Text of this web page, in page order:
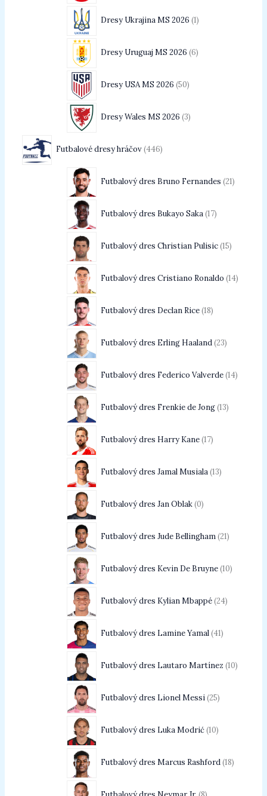
Dresy Ukrajina MS 2026 1
Dresy Uruguaj MS 2026 6
Dresy USA MS 2026 50
Dresy Wales MS 2026 3
Futbalové dresy hráčov 446
Futbalový dres Bruno Fernandes 21
Futbalový dres Bukayo Saka 17
Futbalový dres Christian Pulisic 15
Futbalový dres Cristiano Ronaldo 14
Futbalový dres Declan Rice 18
Futbalový dres Erling Haaland 23
Futbalový dres Federico Valverde 14
Futbalový dres Frenkie de Jong 13
Futbalový dres Harry Kane 17
Futbalový dres Jamal Musiala 13
Futbalový dres Jan Oblak 0
Futbalový dres Jude Bellingham 21
Futbalový dres Kevin De Bruyne 10
Futbalový dres Kylian Mbappé 24
Futbalový dres Lamine Yamal 41
Futbalový dres Lautaro Martínez 10
Futbalový dres Lionel Messi 25
Futbalový dres Luka Modrić 10
Futbalový dres Marcus Rashford 18